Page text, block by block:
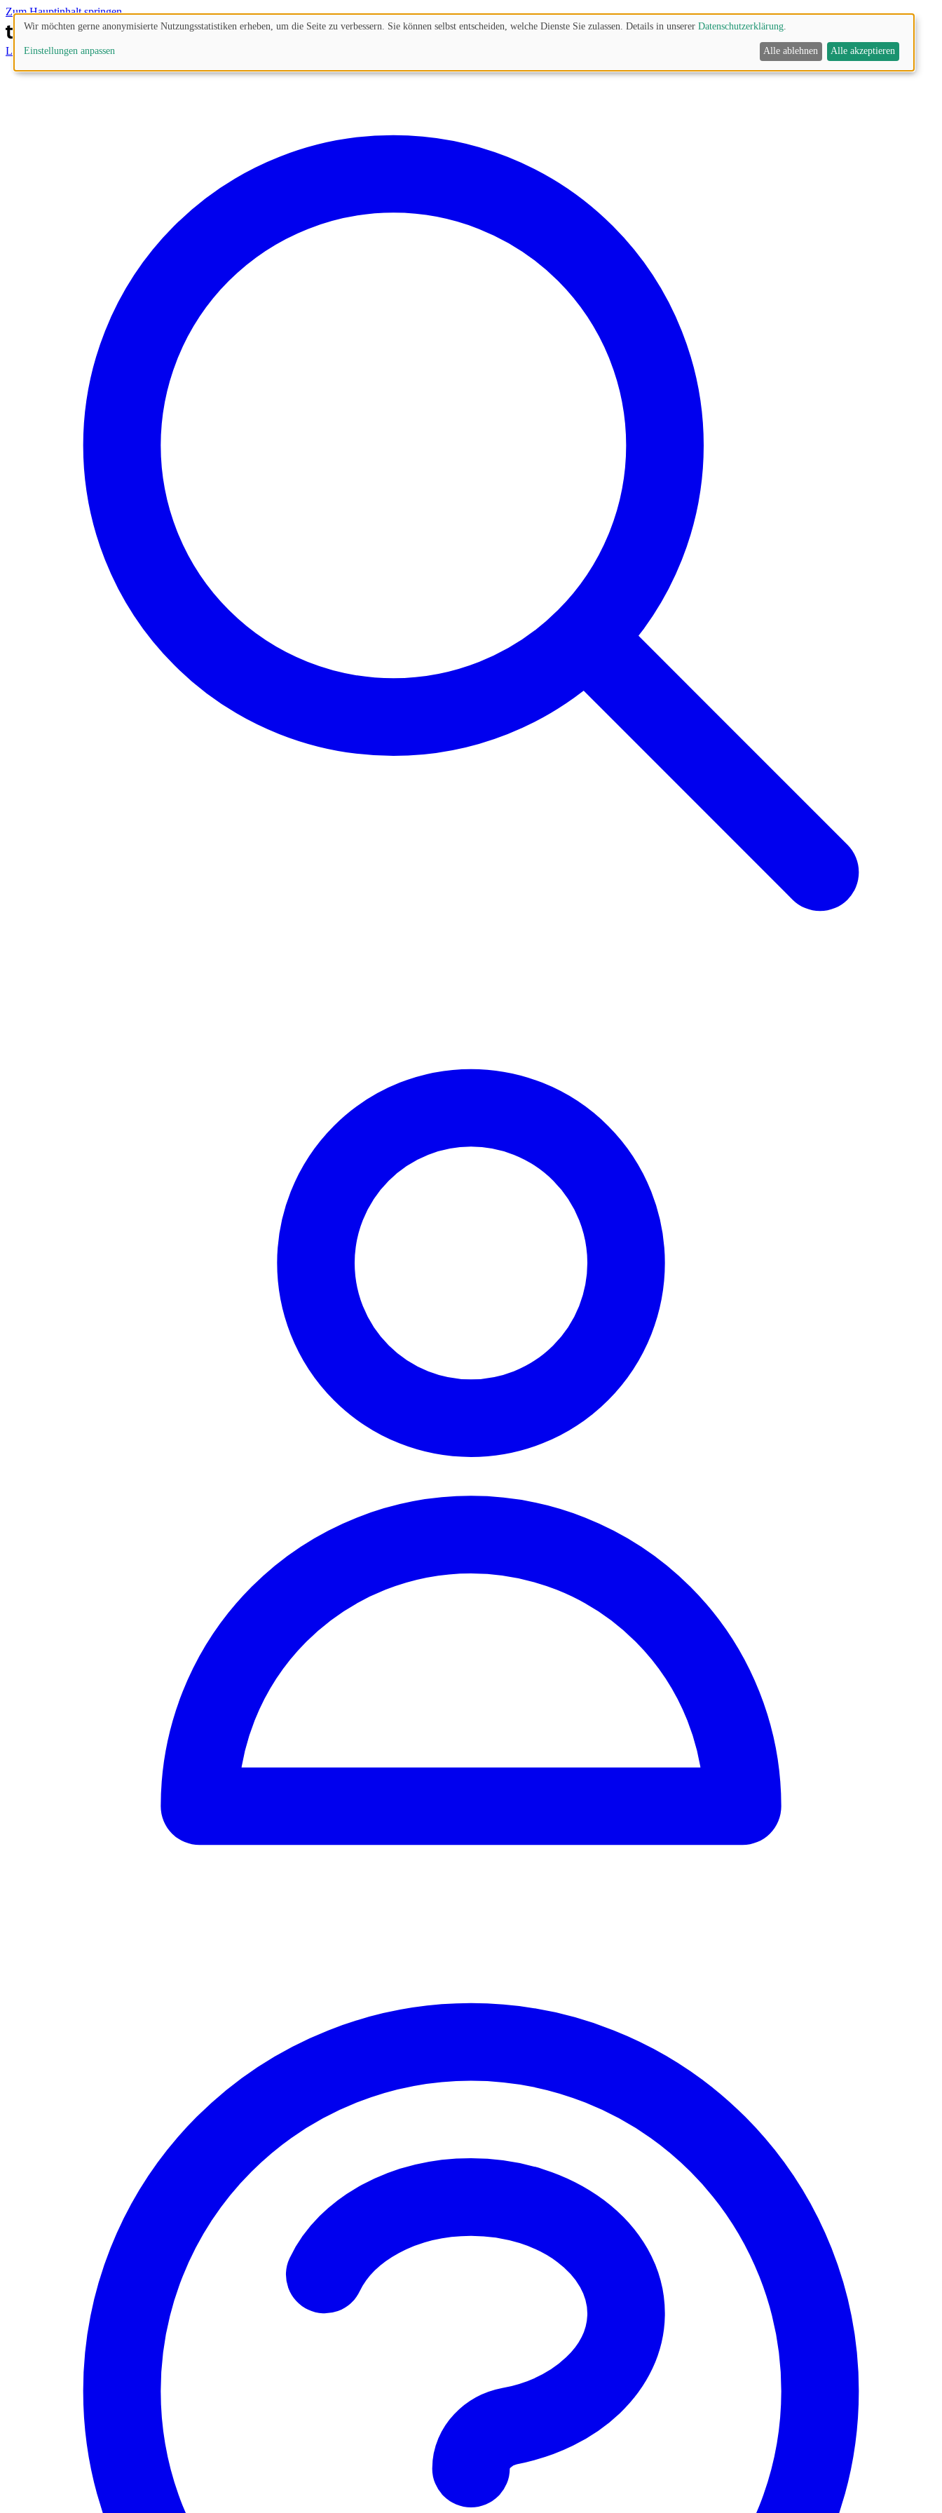
Zum Hauptinhalt springen
LösungenProzesseFunktionen
Wir möchten gerne anonymisierte Nutzungsstatistiken erheben, um die Seite zu verbessern. Sie können selbst entscheiden, welche Dienste Sie zulassen. Details in unserer Datenschutzerklärung
Einstellungen anpassen Alle ablehnen Alle akzeptieren